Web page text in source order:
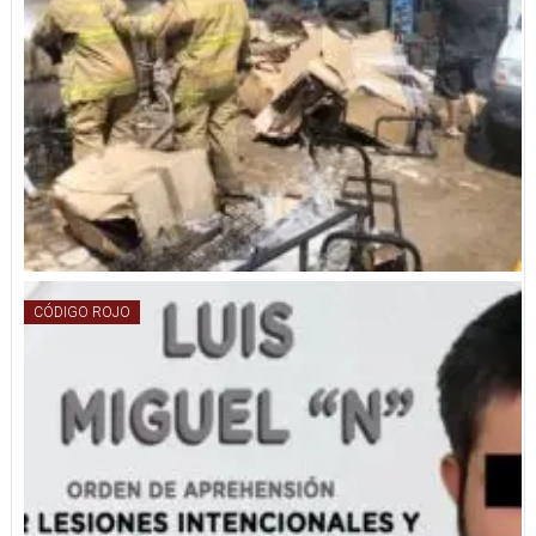
CÓDIGO ROJO